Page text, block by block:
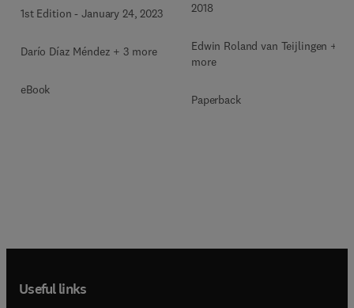
1st Edition -January 24, 2023
Darío Díaz Méndez + 3 more
eBook
2018
Edwin Roland van Teijlingen + 1
more
Paperback
Useful links